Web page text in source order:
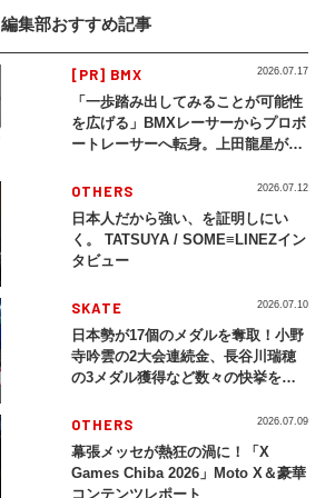
編集部おすすめ記事
[PR] BMX
「一歩踏み出してみることが可能性
を広げる」BMXレーサーからプロボ
ートレーサーへ転身。上田龍星が体
2026.07.17
OTHERS
日本人だから強い、を証明しにい
く。 TATSUYA / SOME≡LINEZイン
タビュー
2026.07.12
SKATE
日本勢が17個のメダルを奪取！小野
寺吟雲の2大会連続金、長谷川瑞穂
の3メダル獲得など数々の快挙をプ
2026」
2026.07.10
OTHERS
幕張メッセが熱狂の渦に！「X
Games Chiba 2026」Moto X＆豪華
コンテンツレポート
2026.07.09